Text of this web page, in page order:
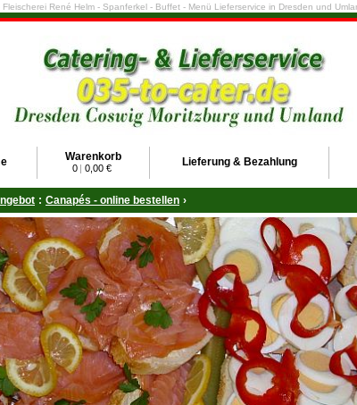
René Helm - Spanferkel - Buffet - Menü Lieferservice in Dresden und
Warenkorb
0 | 0,00 € Lieferung & Bezahlung
: Canapés - online bestellen ›